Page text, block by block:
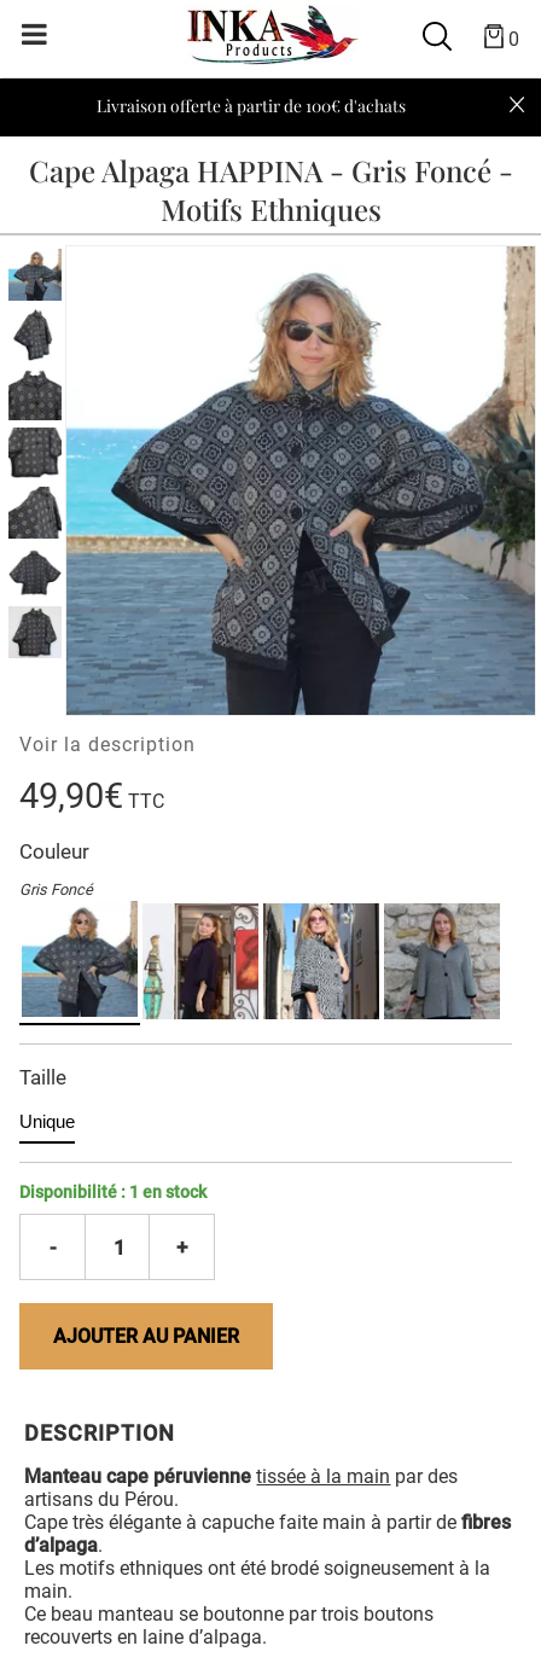
0
Livraison offerte à partir de 100€ d'achats
Cape Alpaga HAPPINA - Gris Foncé -
Motifs Ethniques
Voir la description
49,90€ TTC
Couleur
Gris Foncé
Taille
Unique
Disponibilité : 1 en stock
- 1 +
AJOUTER AU PANIER
DESCRIPTION
Manteau cape péruviennetissée à la main par des
artisans du Pérou.
Cape très élégante à capuche faite main à partir defibres
d’alpaga.
Les motifs ethniques ont été brodé soigneusement à la
main.
Ce beau manteau se boutonne par trois boutons
recouverts en laine d’alpaga.